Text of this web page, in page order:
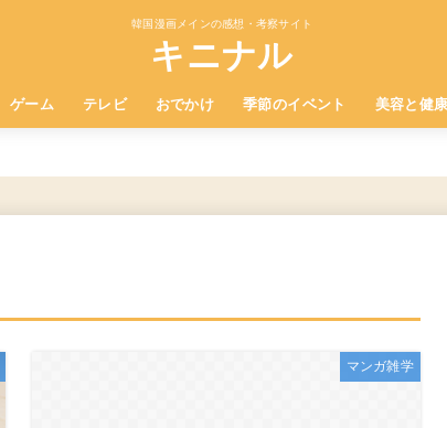
韓国漫画メインの感想・考察サイト
キニナル
ゲーム テレビ おでかけ 季節のイベント 美容と健康
マンガ雑学